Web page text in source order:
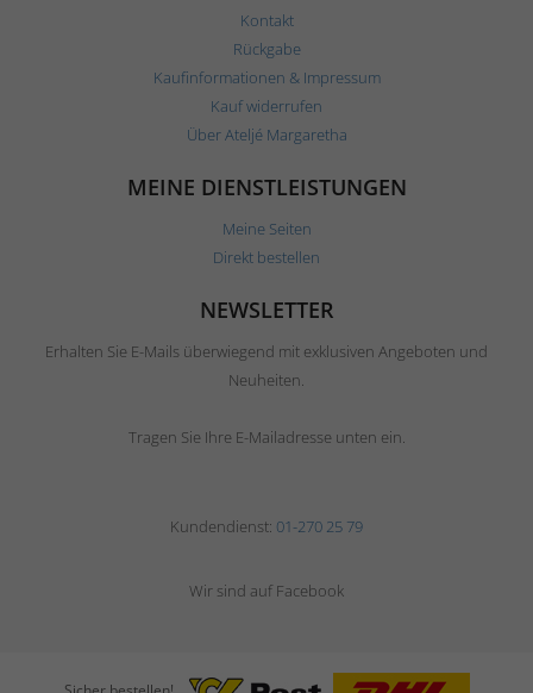
Kontakt
Rückgabe
Kaufinformationen & Impressum
Kauf widerrufen
Über Ateljé Margaretha
MEINE DIENSTLEISTUNGEN
Meine Seiten
Direkt bestellen
NEWSLETTER
Erhalten Sie E-Mails überwiegend mit exklusiven Angeboten und
Neuheiten.
Tragen Sie Ihre E-Mailadresse unten ein.
Kundendienst: 01-270 25 79
Wir sind auf Facebook